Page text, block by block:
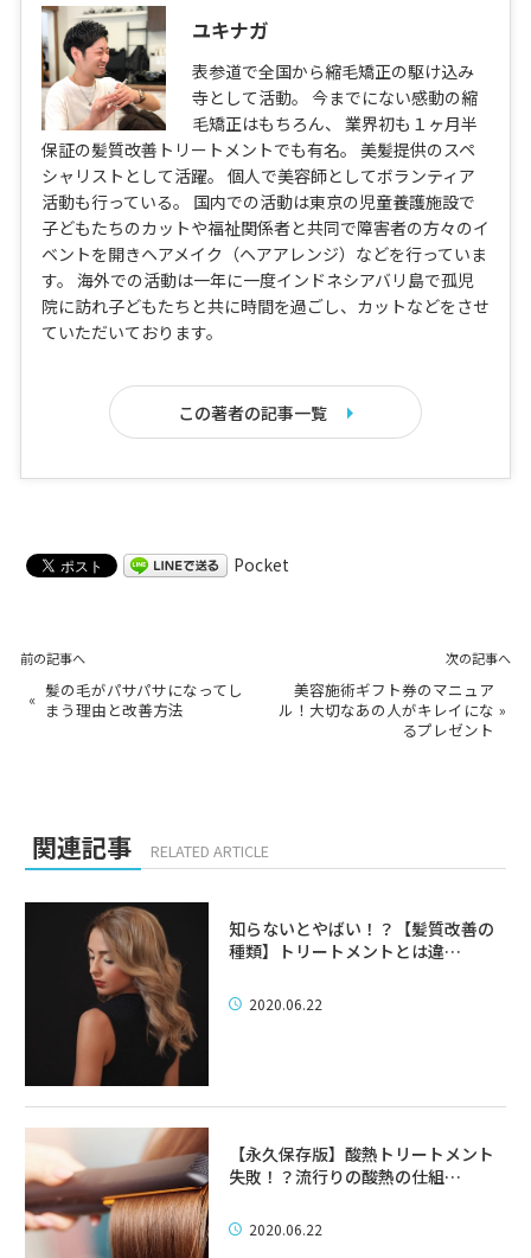
ユキナガ
表参道で全国から縮毛矯正の駆け込み
寺として活動。 今までにない感動の縮
毛矯正はもちろん、 業界初も１ヶ月半
保証の髪質改善トリートメントでも有名。 美髪提供のスペ
シャリストとして活躍。 個人で美容師としてボランティア
活動も行っている。 国内での活動は東京の児童養護施設で
子どもたちのカットや福祉関係者と共同で障害者の方々のイ
ベントを開きヘアメイク（ヘアアレンジ）などを行っていま
す。 海外での活動は一年に一度インドネシアバリ島で孤児
院に訪れ子どもたちと共に時間を過ごし、カットなどをさせ
ていただいております。
この著者の記事一覧
Pocket
前の記事へ
« 髪の毛がパサパサになってし
まう理由と改善方法
次の記事へ
美容施術ギフト券のマニュア
ル！大切なあの人がキレイにな
るプレゼント
»
関連記事 RELATED ARTICLE
知らないとやばい！？【髪質改善の
種類】トリートメントとは違…
2020.06.22
【永久保存版】酸熱トリートメント
失敗！？流行りの酸熱の仕組…
2020.06.22